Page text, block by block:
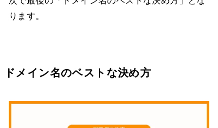
ります。
ドメイン名のベストな決め方